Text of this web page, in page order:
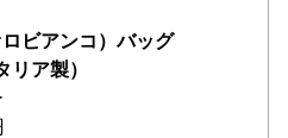
ビアンコ）バッグ
リア製）